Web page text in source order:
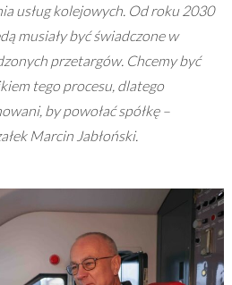
usług kolejowych. Od roku 2030
musiały być świadczone w
przetargów. Chcemy być
tego procesu, dlatego
by powołać spółkę –
Marcin Jabłoński.